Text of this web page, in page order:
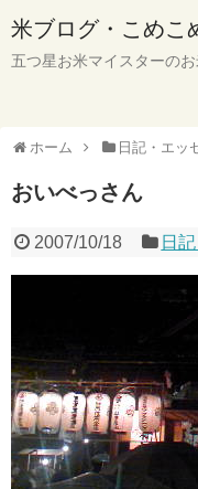
米ブログ・こめこ
五つ星お米マイスターの
ホーム 日記・エッ
おいべっさん
2007/10/18 日